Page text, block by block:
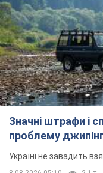
Значні штрафи і
проблему
Україні не завадить